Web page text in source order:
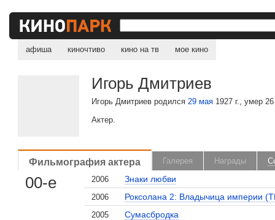
афиша киночтиво кино на тв мое кино
Игорь Дмитриев
Игорь Дмитриев родился29 мая 1927 г., умер
Актер.
Фильмография актера Галерея Награды
00-е 2006 Знаки любви
2006 Роксолана 2: Владычица империи
2005 Сумасбродка